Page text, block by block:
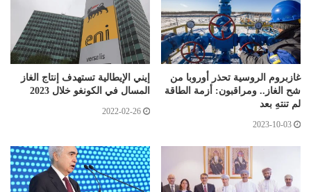
غازبروم الروسية تحذر أوروبا من
شح الغاز.. ومراقبون: أزمة الطاقة
لم تنتهِ بعد
2023-10-03
إيني الإيطالية تستهدف إنتاج الغاز
المسال في الكونغو خلال 2023
2022-02-26